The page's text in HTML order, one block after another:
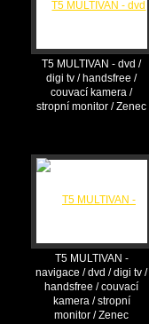
T5 MULTIVAN - dvd /
digi tv / handsfree /
couvací kamera /
stropní monitor / Zenec
T5 MULTIVAN -
navigace / dvd / digi tv /
handsfree / couvací
kamera / stropní
monitor / Zenec